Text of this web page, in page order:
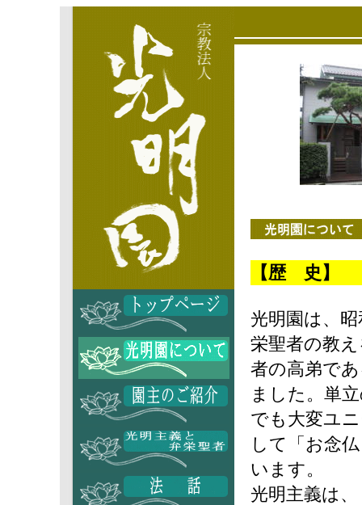
【歴 史】
光明園は、
栄聖者の教
者の高弟で
ました。単
でも大変ユ
して「お念
います。
光明主義は